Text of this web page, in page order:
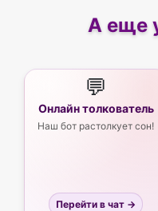
А еще
💬
Онлайн толкователь
Наш бот растолкует сон!
Перейти в чат →